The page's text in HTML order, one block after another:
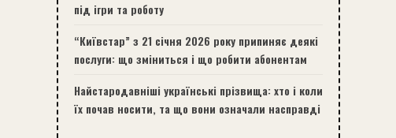
під ігри та роботу
“Київстар” з 21 січня 2026 року припиняє деякі
послуги: що зміниться і що робити абонентам
Найстародавніші українські прізвища: хто і коли
їх почав носити, та що вони означали насправді